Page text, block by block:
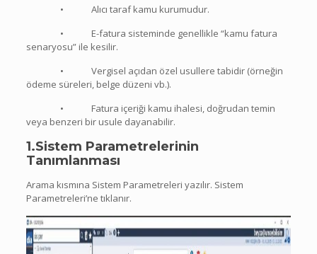
• Alıcı taraf kamu kurumudur.
• E-fatura sisteminde genellikle “kamu fatura
senaryosu” ile kesilir.
• Vergisel açıdan özel usullere tabidir (örneğin
ödeme süreleri, belge düzeni vb.).
• Fatura içeriği kamu ihalesi, doğrudan temin
veya benzeri bir usule dayanabilir.
1.Sistem Parametrelerinin
Tanımlanması
Arama kısmına Sistem Parametreleri yazılır. Sistem
Parametreleri’ne tıklanır.